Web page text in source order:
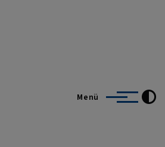
Menü